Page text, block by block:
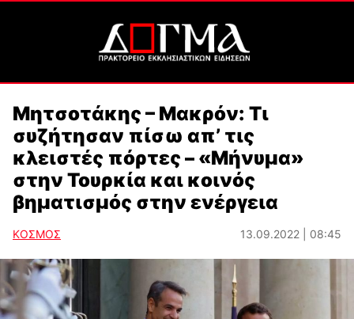
Μητσοτάκης – Μακρόν: Τι
συζήτησαν πίσω απ’ τις
κλειστές πόρτες – «Μήνυμα»
στην Τουρκία και κοινός
βηματισμός στην ενέργεια
ΚΟΣΜΟΣ 13.09.2022 | 08:45